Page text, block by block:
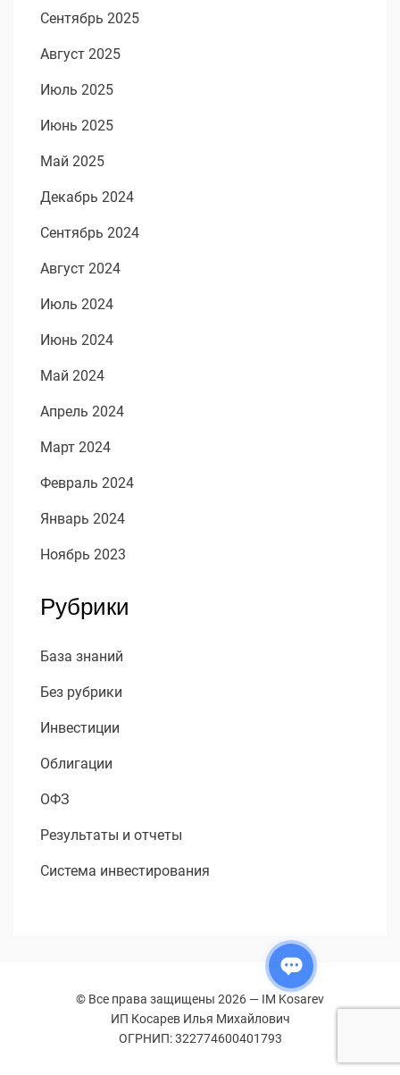
Сентябрь 2025
Август 2025
Июль 2025
Июнь 2025
Май 2025
Декабрь 2024
Сентябрь 2024
Август 2024
Июль 2024
Июнь 2024
Май 2024
Апрель 2024
Март 2024
Февраль 2024
Январь 2024
Ноябрь 2023
Рубрики
База знаний
Без рубрики
Инвестиции
Облигации
ОФЗ
Результаты и отчеты
Система инвестирования
© Все права защищены 2026 — IM Kosarev
ИП Косарев Илья Михайлович
ОГРНИП: 322774600401793